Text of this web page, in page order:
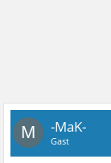
M -MaK-
Gast